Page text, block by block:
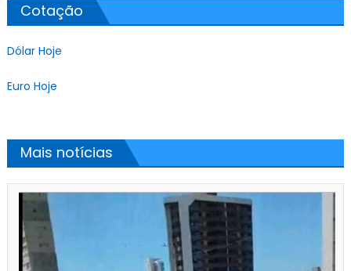
Cotação
Dólar Hoje
Euro Hoje
Mais notícias